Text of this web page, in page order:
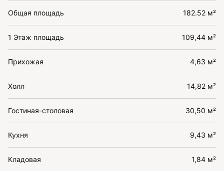
Общая площадь 182.52 м²
1 Этаж площадь 109,44 м²
Прихожая 4,63 м²
Холл 14,82 м²
Гостиная-столовая 30,50 м²
Кухня 9,43 м²
Кладовая 1,84 м²